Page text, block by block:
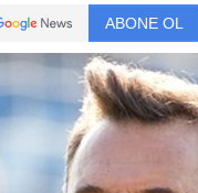
ABONE OL